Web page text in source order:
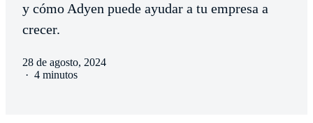
y cómo Adyen puede ayudar a tu empresa a
crecer.
28 de agosto, 2024
· 4 minutos